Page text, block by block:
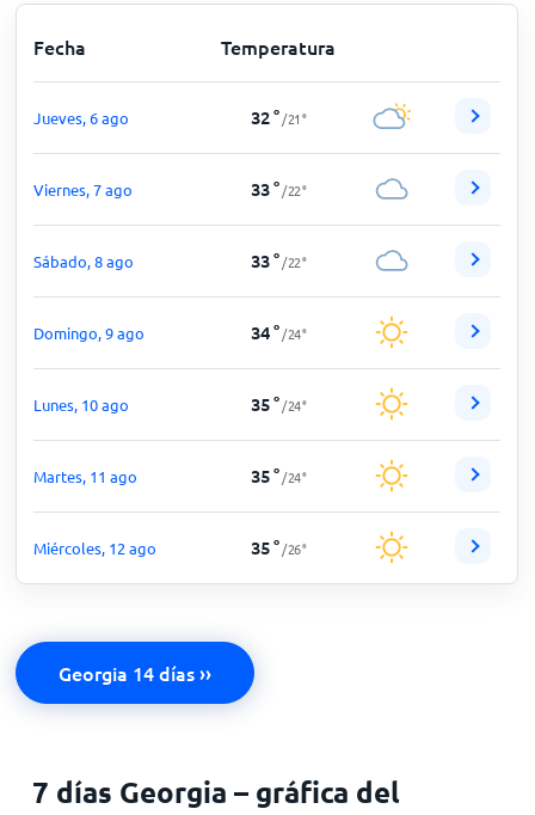
Fecha Temperatura
Jueves, 6 ago 32° /21°
Viernes, 7 ago 33° /22°
Sábado, 8 ago 33° /22°
Domingo, 9 ago 34° /24°
Lunes, 10 ago 35° /24°
Martes, 11 ago 35° /24°
Miércoles, 12 ago 35° /26°
Georgia 14 días ››
7 días Georgia – gráfica del